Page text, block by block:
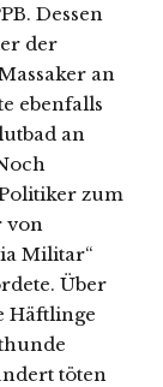
Dessen
der
an
ebenfalls
an
zum
von
Militar“
Über
Häftlinge
töten